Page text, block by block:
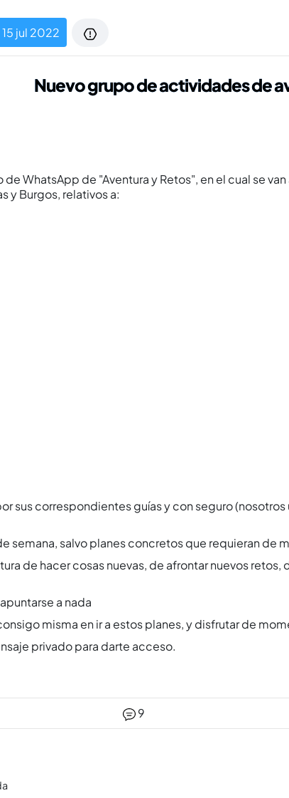
15 jul 2022
Nuevo grupo de actividades de
WhatsApp de "Aventura y Retos", en el cual se
y Burgos, relativos a:
sus correspondientes guí­as y con seguro
semana, salvo planes concretos que requieran de
de hacer cosas nuevas, de afrontar nuevos
a nada
misma en ir a estos planes, y disfrutar de
privado para darte acceso.
9